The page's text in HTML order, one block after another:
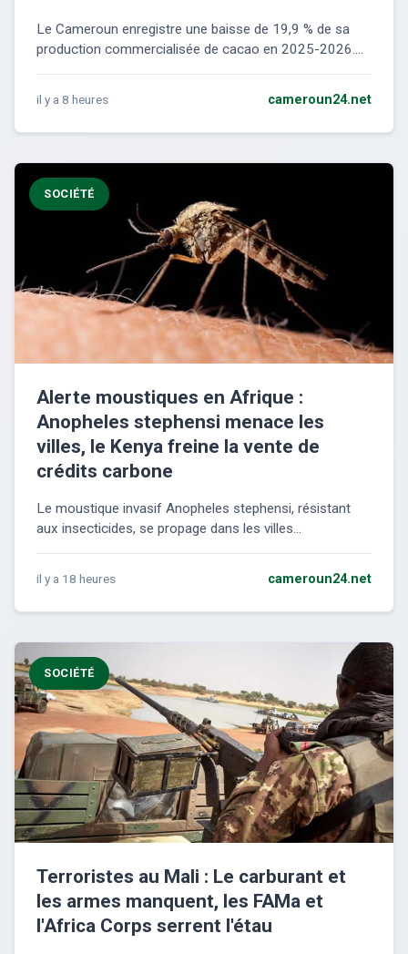
Le Cameroun enregistre une baisse de 19,9 % de sa
production commercialisée de cacao en 2025-2026....
il y a 8 heures cameroun24.net
SOCIÉTÉ
Alerte moustiques en Afrique :
Anopheles stephensi menace les
villes, le Kenya freine la vente de
crédits carbone
Le moustique invasif Anopheles stephensi, résistant
aux insecticides, se propage dans les villes...
il y a 18 heures cameroun24.net
SOCIÉTÉ
Terroristes au Mali : Le carburant et
les armes manquent, les FAMa et
l'Africa Corps serrent l'étau